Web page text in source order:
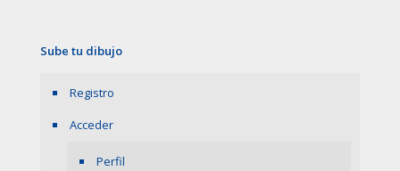
Sube tu dibujo
Registro
Acceder
Perfil